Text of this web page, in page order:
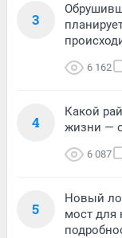
3
6 162
4
Какой
жизни —
6 087
5
Новый
мост для